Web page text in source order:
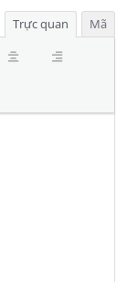
Trực quan Mã